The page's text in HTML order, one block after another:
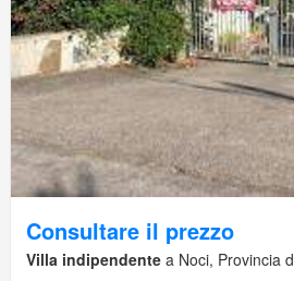
Consultare il prezzo
Villa indipendente a Noci, Provincia